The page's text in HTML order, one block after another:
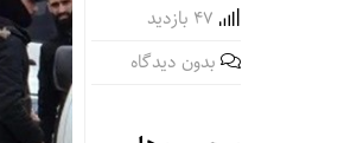
بدون دیدگاه